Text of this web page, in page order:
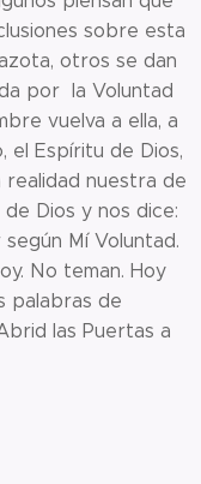
sobre esta
otros se dan
por la Voluntad
vuelva a ella, a
el Espíritu de Dios,
realidad nuestra de
Dios y nos dice:
Mí Voluntad.
No teman. Hoy
palabras de
las Puertas a